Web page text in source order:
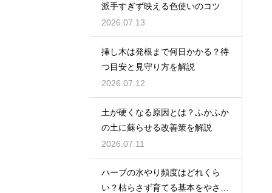
派手すぎず映える色使いのコツ
2026.07.13
挿し木は発根まで何日かかる？待
つ目安と見守り方を解説
2026.07.12
土が硬くなる原因とは？ふかふか
の土に蘇らせる改善策を解説
2026.07.11
ハーブの水やり頻度はどれくら
い？枯らさず育てる基本をやさし